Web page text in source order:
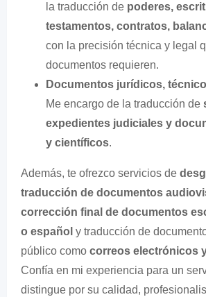
la traducción de poderes,
testamentos, contratos,
con la precisión técnica y legal
documentos requieren.
Documentos jurídicos,
Me encargo de la traducción de
expedientes judiciales y
y científicos.
Además, te ofrezco servicios de
traducción de documentos
corrección final de documentos
o español y traducción de
público como correos electrónicos
Confía en mi experiencia para un
distingue por su calidad,